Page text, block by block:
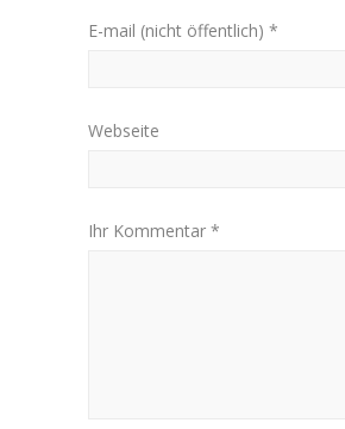
E-mail (nicht öffentlich) *
Webseite
Ihr Kommentar *